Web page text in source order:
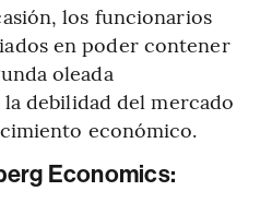
los funcionarios
en poder contener
oleada
debilidad del mercado
económico.
Economics: